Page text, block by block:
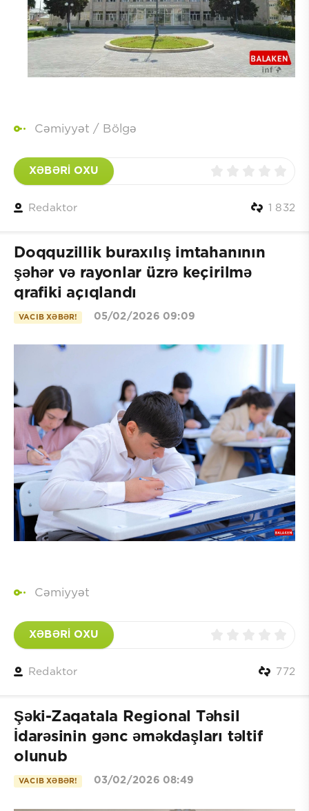
Cəmiyyət / Bölgə
XƏBƏRİ OXU
Redaktor 1 832
Doqquzillik buraxılış imtahanının
şəhər və rayonlar üzrə keçirilmə
qrafiki açıqlandı
VACIB XƏBƏR! 05/02/2026 09:09
Cəmiyyət
XƏBƏRİ OXU
Redaktor 772
Şəki-Zaqatala Regional Təhsil
İdarəsinin gənc əməkdaşları təltif
olunub
VACIB XƏBƏR! 03/02/2026 08:49